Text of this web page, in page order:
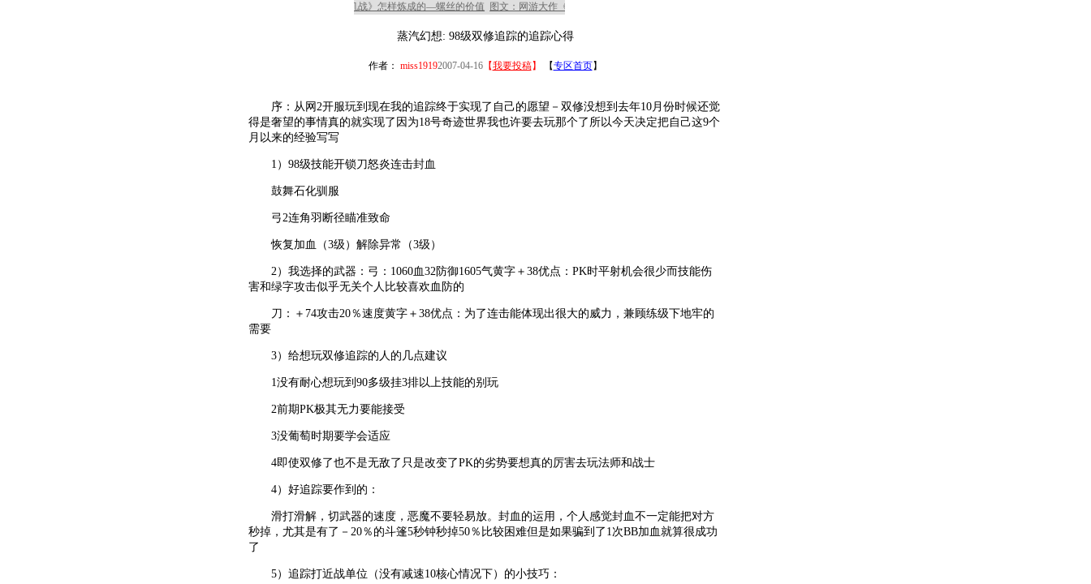
蒸汽幻想: 98级双修追踪的追踪心得
作者： miss19192007-04-16【我要投稿】 【专区首页】
序：从网2开服玩到现在我的追踪终于实现了自己的愿望－双修没想到去年10月份时候还觉
得是奢望的事情真的就实现了因为18号奇迹世界我也许要去玩那个了所以今天决定把自己这9个
月以来的经验写写
1）98级技能开锁刀怒炎连击封血
鼓舞石化驯服
弓2连角羽断径瞄准致命
恢复加血（3级）解除异常（3级）
2）我选择的武器：弓：1060血32防御1605气黄字＋38优点：PK时平射机会很少而技能伤
害和绿字攻击似乎无关个人比较喜欢血防的
刀：＋74攻击20％速度黄字＋38优点：为了连击能体现出很大的威力，兼顾练级下地牢的
需要
3）给想玩双修追踪的人的几点建议
1没有耐心想玩到90多级挂3排以上技能的别玩
2前期PK极其无力要能接受
3没葡萄时期要学会适应
4即使双修了也不是无敌了只是改变了PK的劣势要想真的厉害去玩法师和战士
4）好追踪要作到的：
滑打滑解，切武器的速度，恶魔不要轻易放。封血的运用，个人感觉封血不一定能把对方
秒掉，尤其是有了－20％的斗篷5秒钟秒掉50％比较困难但是如果骗到了1次BB加血就算很成功
了
5）追踪打近战单位（没有减速10核心情况下）的小技巧：